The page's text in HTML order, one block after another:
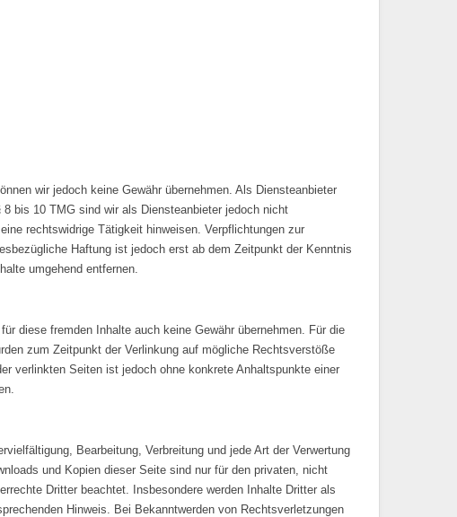
wir jedoch keine Gewähr übernehmen. Als Diensteanbieter
bis 10 TMG sind wir als Diensteanbieter jedoch nicht
rechtswidrige Tätigkeit hinweisen. Verpflichtungen zur
Haftung ist jedoch erst ab dem Zeitpunkt der Kenntnis
umgehend entfernen.
diese fremden Inhalte auch keine Gewähr übernehmen. Für die
zum Zeitpunkt der Verlinkung auf mögliche Rechtsverstöße
verlinkten Seiten ist jedoch ohne konkrete Anhaltspunkte einer
Bearbeitung, Verbreitung und jede Art der Verwertung
und Kopien dieser Seite sind nur für den privaten, nicht
Dritter beachtet. Insbesondere werden Inhalte Dritter als
Hinweis. Bei Bekanntwerden von Rechtsverletzungen